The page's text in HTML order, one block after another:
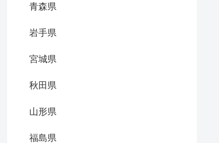
青森県
岩手県
宮城県
秋田県
山形県
福島県